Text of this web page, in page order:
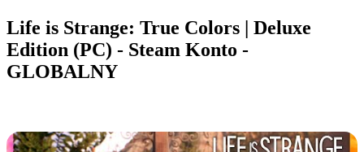
Life is Strange: True Colors | Deluxe
Edition (PC) - Steam Konto -
GLOBALNY